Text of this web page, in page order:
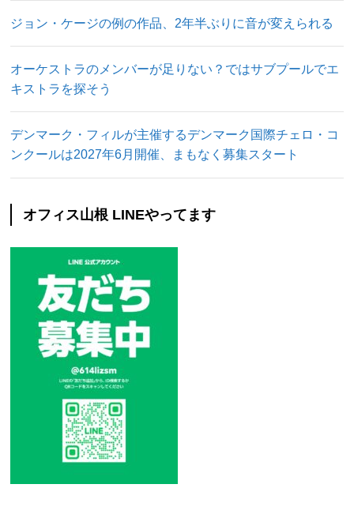
ジョン・ケージの例の作品、2年半ぶりに音が変えられる
オーケストラのメンバーが足りない？ではサブプールでエ
キストラを探そう
デンマーク・フィルが主催するデンマーク国際チェロ・コ
ンクールは2027年6月開催、まもなく募集スタート
オフィス山根 LINEやってます